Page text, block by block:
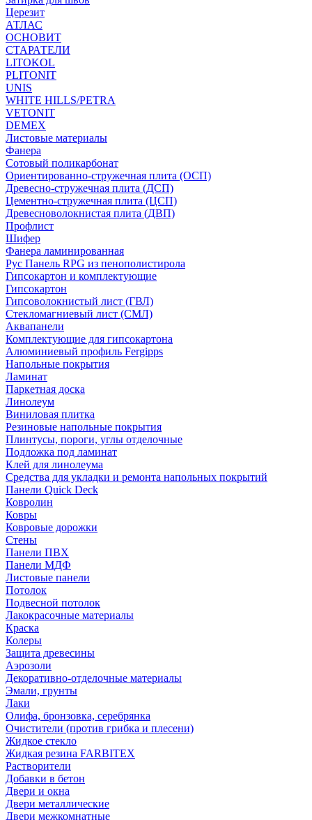
Церезит
АТЛАС
ОСНОВИТ
СТАРАТЕЛИ
LITOKOL
PLITONIT
UNIS
WHITE HILLS/PETRA
VETONIT
DEMEX
Листовые материалы
Фанера
Сотовый поликарбонат
Ориентированно-стружечная плита (ОСП)
Древесно-стружечная плита (ДСП)
Цементно-стружечная плита (ЦСП)
Древесноволокнистая плита (ДВП)
Профлист
Шифер
Фанера ламинированная
Рус Панель RPG из пенополистирола
Гипсокартон и комплектующие
Гипсокартон
Гипсоволокнистый лист (ГВЛ)
Стекломагниевый лист (СМЛ)
Аквапанели
Комплектующие для гипсокартона
Алюминиевый профиль Fergipps
Напольные покрытия
Ламинат
Паркетная доска
Линолеум
Виниловая плитка
Резиновые напольные покрытия
Плинтусы, пороги, углы отделочные
Подложка под ламинат
Клей для линолеума
Средства для укладки и ремонта напольных покрытий
Панели Quick Deck
Ковролин
Ковры
Ковровые дорожки
Стены
Панели ПВХ
Панели МДФ
Листовые панели
Потолок
Подвесной потолок
Лакокрасочные материалы
Краска
Колеры
Защита древесины
Аэрозоли
Декоративно-отделочные материалы
Эмали, грунты
Лаки
Олифа, бронзовка, серебрянка
Очистители (против грибка и плесени)
Жидкое стекло
Жидкая резина FARBITEX
Растворители
Добавки в бетон
Двери и окна
Двери металлические
Двери межкомнатные